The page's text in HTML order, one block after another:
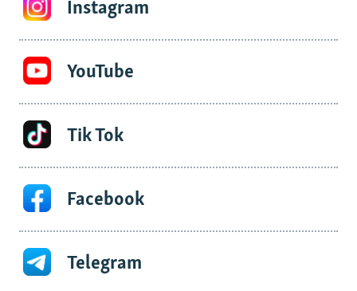
Instagram
YouTube
Tik Tok
Facebook
Telegram